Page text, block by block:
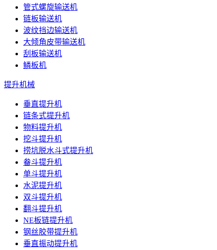
管式螺旋输送机
链板输送机
波纹挡边输送机
大倾角皮带输送机
刮板输送机
鳞板机
提升机械
垂直提升机
链条式提升机
物料提升机
挖斗提升机
捞坑脱水斗式提升机
畚斗提升机
单斗提升机
水泥提升机
双斗提升机
翻斗提升机
NE板链提升机
钢丝胶带提升机
垂直振动提升机